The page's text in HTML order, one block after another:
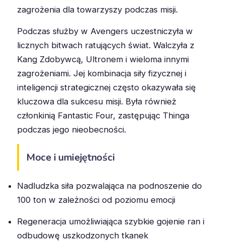
zagrożenia dla towarzyszy podczas misji.
Podczas służby w Avengers uczestniczyła w
licznych bitwach ratujących świat. Walczyła z
Kang Zdobywcą, Ultronem i wieloma innymi
zagrożeniami. Jej kombinacja siły fizycznej i
inteligencji strategicznej często okazywała się
kluczowa dla sukcesu misji. Była również
członkinią Fantastic Four, zastępując Thinga
podczas jego nieobecności.
Moce i umiejętności
Nadludzka siła pozwalająca na podnoszenie do
100 ton w zależności od poziomu emocji
Regeneracja umożliwiająca szybkie gojenie ran i
odbudowę uszkodzonych tkanek